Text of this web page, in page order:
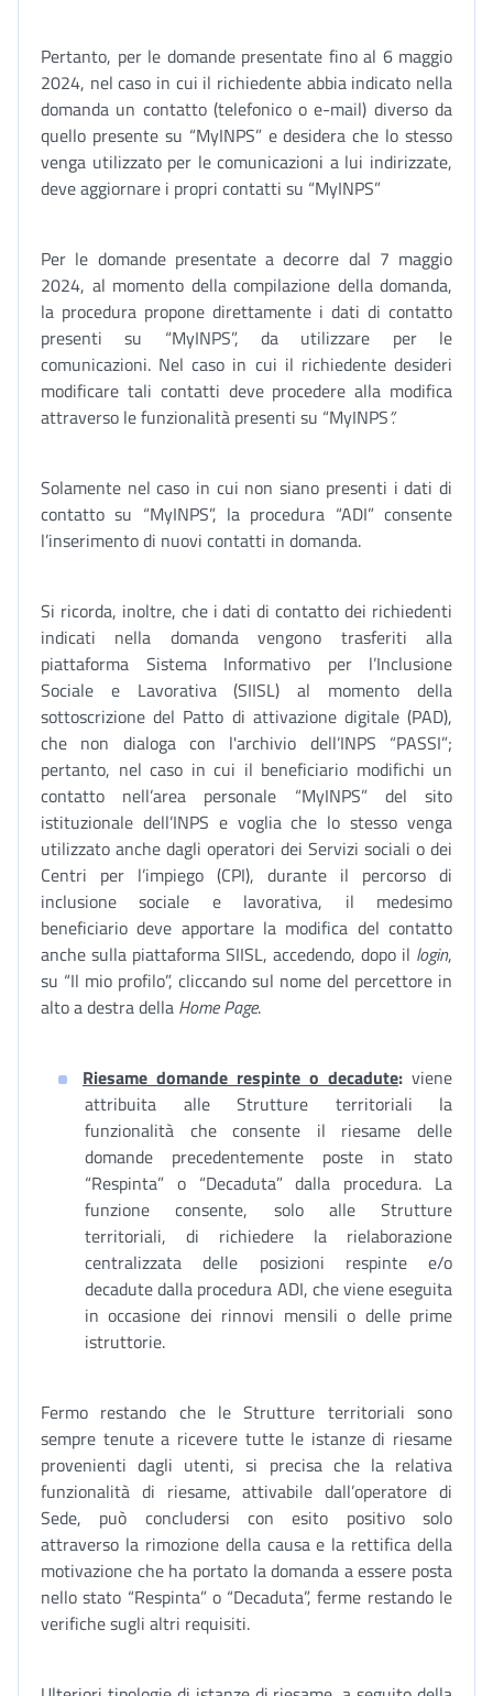
Pertanto, per le domande presentate fino al 6 maggio
2024, nel caso in cui il richiedente abbia indicato nella
domanda un contatto (telefonico o e-mail) diverso da
quello presente su “MyINPS” e desidera che lo stesso
venga utilizzato per le comunicazioni a lui indirizzate,
deve aggiornare i propri contatti su “MyINPS”
Per le domande presentate a decorre dal 7 maggio
2024, al momento della compilazione della domanda,
la procedura propone direttamente i dati di contatto
presenti su “MyINPS”, da utilizzare per le
comunicazioni. Nel caso in cui il richiedente desideri
modificare tali contatti deve procedere alla modifica
attraverso le funzionalità presenti su “MyINPS”.
Solamente nel caso in cui non siano presenti i dati di
contatto su “MyINPS”, la procedura “ADI” consente
l’inserimento di nuovi contatti in domanda.
Si ricorda, inoltre, che i dati di contatto dei richiedenti
indicati nella domanda vengono trasferiti alla
piattaforma Sistema Informativo per l’Inclusione
Sociale e Lavorativa (SIISL) al momento della
sottoscrizione del Patto di attivazione digitale (PAD),
che non dialoga con l'archivio dell’INPS “PASSI”;
pertanto, nel caso in cui il beneficiario modifichi un
contatto nell’area personale “MyINPS” del sito
istituzionale dell’INPS e voglia che lo stesso venga
utilizzato anche dagli operatori dei Servizi sociali o dei
Centri per l’impiego (CPI), durante il percorso di
inclusione sociale e lavorativa, il medesimo
beneficiario deve apportare la modifica del contatto
anche sulla piattaforma SIISL, accedendo, dopo il login,
su “Il mio profilo”, cliccando sul nome del percettore in
alto a destra della Home Page.
Riesame domande respinte o decadute: viene
attribuita alle Strutture territoriali la
funzionalità che consente il riesame delle
domande precedentemente poste in stato
“Respinta” o “Decaduta” dalla procedura. La
funzione consente, solo alle Strutture
territoriali, di richiedere la rielaborazione
centralizzata delle posizioni respinte e/o
decadute dalla procedura ADI, che viene eseguita
in occasione dei rinnovi mensili o delle prime
istruttorie.
Fermo restando che le Strutture territoriali sono
sempre tenute a ricevere tutte le istanze di riesame
provenienti dagli utenti, si precisa che la relativa
funzionalità di riesame, attivabile dall’operatore di
Sede, può concludersi con esito positivo solo
attraverso la rimozione della causa e la rettifica della
motivazione che ha portato la domanda a essere posta
nello stato “Respinta” o “Decaduta”, ferme restando le
verifiche sugli altri requisiti.